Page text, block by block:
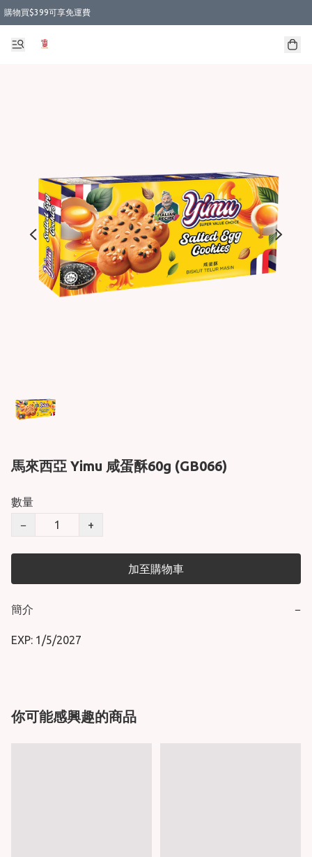
購物買$399可享免運費
馬來西亞 Yimu 咸蛋酥60g (GB066)
數量
−
+
加至購物車
簡介 −
EXP: 1/5/2027
你可能感興趣的商品